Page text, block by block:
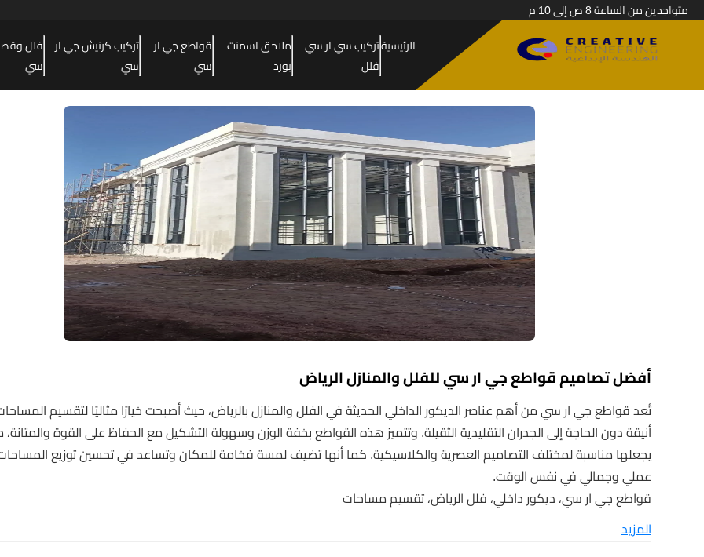
متواجدين من الساعة 8 ص إلى 10 م
الرئيسيةتركيب سي ار سي
فلل
ملاحق اسمنت
بورد
قواطع جي ار
سي
تركيب كرنيش جي ار
سي
فلل
سي
أفضل تصاميم قواطع جي ار سي للفلل والمنازل الرياض
تُعد قواطع جي ار سي من أهم عناصر الديكور الداخلي الحديثة في الفلل والمنازل بالرياض، حيث أصبحت خيارًا مثاليًا لتقسيم
أنيقة دون الحاجة إلى الجدران التقليدية الثقيلة. وتتميز هذه القواطع بخفة الوزن وسهولة التشكيل مع الحفاظ على القوة
يجعلها مناسبة لمختلف التصاميم العصرية والكلاسيكية. كما أنها تضيف لمسة فخامة للمكان وتساعد في تحسين توزيع
عملي وجمالي في نفس الوقت.
قواطع جي ار سي، ديكور داخلي، فلل الرياض، تقسيم مساحات
المزيد